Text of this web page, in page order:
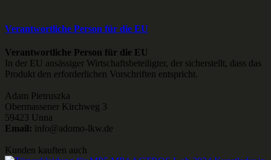
Verantwortliche Person für die EU
Verantwortliche Person für die EU
In der EU ansässiger Wirtschaftsbeteiligter, der sicherstellt, dass das
Produkt den erforderlichen Vorschriften entspricht.
Adam Pietruszka
Obermassener Kirchweg 3
59423 Unna
Email: info@adomo-lkw.de
Kunden kauften auch